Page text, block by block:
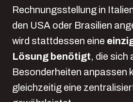
Rechnungsstellung in
den USA oder Brasilien
wird stattdessen eine
Lösung benötigt, die sich
Besonderheiten anpassen
gleichzeitig eine